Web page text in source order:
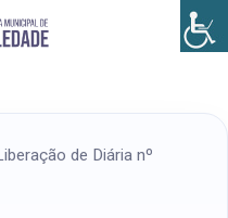
de Diária nº